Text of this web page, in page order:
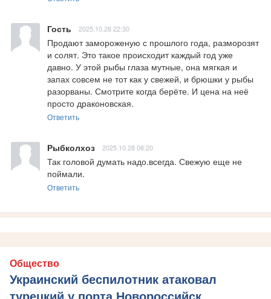
Гость 2025.10.28 22:30
Продают замороженую с прошлого года, разморозят
и солят. Это такое происходит каждый год уже
давно. У этой рыбы глаза мутные, она мягкая и
запах совсем не тот как у свежей, и брюшки у рыбы
разорваны. Смотрите когда берёте. И цена на неё
просто драконовская.
Ответить
Рыбколхоз 2025.10.28 08:20
Так головой думать надо.всегда. Свежую еще не
поймали.
Ответить
Общество
Украинский беспилотник атаковал
турецкий у порта Новороссийск